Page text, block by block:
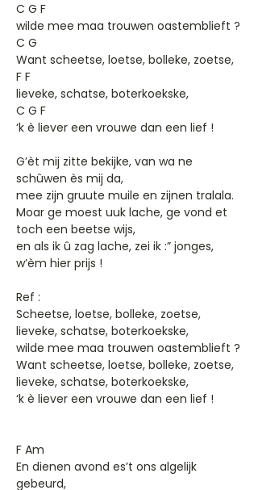
C G F
wilde mee maa trouwen oastemblieft ?
C G
Want scheetse, loetse, bolleke, zoetse,
F F
lieveke, schatse, boterkoekske,
C G F
‘k è liever een vrouwe dan een lief !
G’èt mij zitte bekijke, van wa ne
schûwen ès mij da,
mee zijn gruute muile en zijnen tralala.
Moar ge moest uuk lache, ge vond et
toch een beetse wijs,
en als ik û zag lache, zei ik :” jonges,
w’èm hier prijs !
Ref :
Scheetse, loetse, bolleke, zoetse,
lieveke, schatse, boterkoekske,
wilde mee maa trouwen oastemblieft ?
Want scheetse, loetse, bolleke, zoetse,
lieveke, schatse, boterkoekske,
‘k è liever een vrouwe dan een lief !
F Am
En dienen avond es’t ons algelijk
gebeurd,